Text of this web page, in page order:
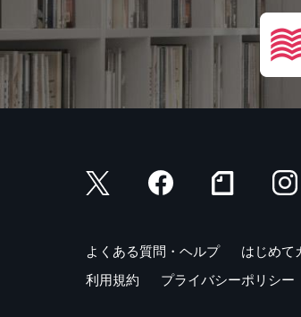
よくある質問・ヘルプ はじめて
利用規約
プライバシーポリシー